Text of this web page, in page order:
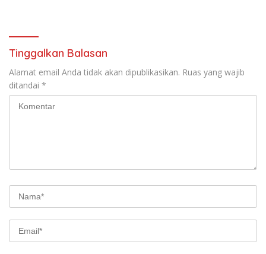
Tinggalkan Balasan
Alamat email Anda tidak akan dipublikasikan. Ruas yang wajib
ditandai *